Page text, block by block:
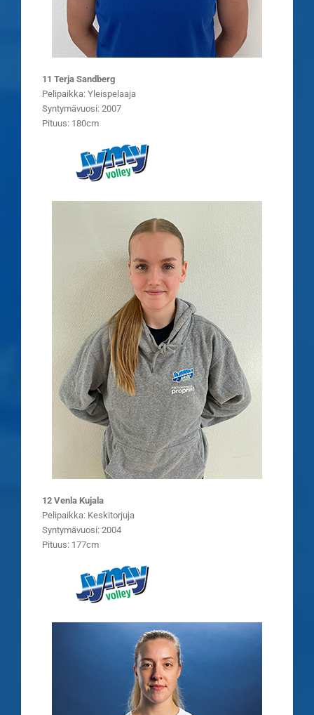
11 Terja Sandberg
Pelipaikka: Yleispelaaja
Syntymävuosi: 2007
Pituus: 180cm
12 Venla Kujala
Pelipaikka: Keskitorjuja
Syntymävuosi: 2004
Pituus: 177cm